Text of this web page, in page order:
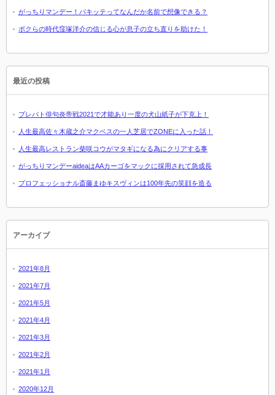
がっちりマンデー！パキッテってなんだか名前で想像できる？
ボクらの時代窪塚洋介の信じる心が息子の立ち直りを助けた！
最近の投稿
プレバト俳句炎帝戦2021で才能あり一度の犬山紙子が下克上！
人生最高佐々木蔵之介マクベスの一人芝居でZONEに入った話！
人生最高レストラン柴咲コウがマタギになる為にクリアする事
がっちりマンデーaideaはAAカーゴをマックに採用されて急成長
プロフェッショナル斎藤まゆキスヴィンは100年先の笑顔を造る
アーカイブ
2021年8月
2021年7月
2021年5月
2021年4月
2021年3月
2021年2月
2021年1月
2020年12月